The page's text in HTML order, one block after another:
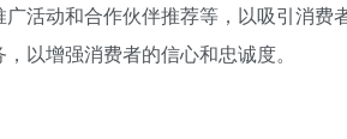
活动和合作伙伴推荐等，以吸引消费
以增强消费者的信心和忠诚度。